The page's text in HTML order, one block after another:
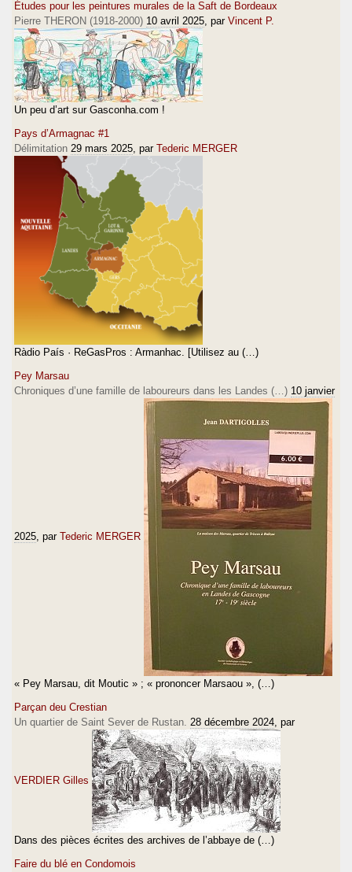
Études pour les peintures murales de la Saft de Bordeaux
Pierre THERON (1918-2000) 10 avril 2025 , par Vincent P.
Un peu d’art sur Gasconha.com !
Pays d’Armagnac #1
Délimitation 29 mars 2025 , par Tederic MERGER
Ràdio País · ReGasPros : Armanhac. [Utilisez au (…)
Pey Marsau
Chroniques d’une famille de laboureurs dans les Landes (…) 10 janvier
2025 , par Tederic MERGER
« Pey Marsau, dit Moutic » ; « prononcer Marsaou », (…)
Parçan deu Crestian
Un quartier de Saint Sever de Rustan. 28 décembre 2024 , par
VERDIER Gilles
Dans des pièces écrites des archives de l’abbaye de (…)
Faire du blé en Condomois